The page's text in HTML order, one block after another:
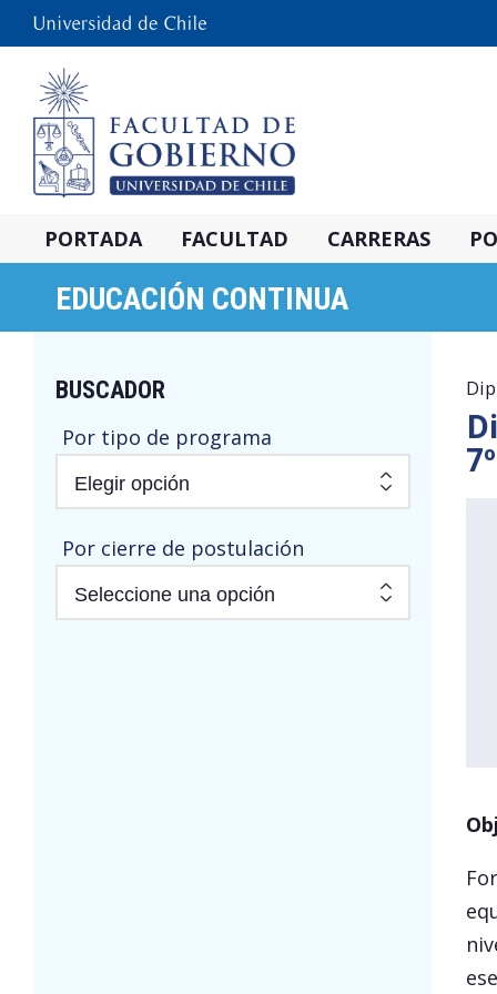
PORTADA FACULTAD CARRERAS
EDUCACIÓN CONTINUA
BUSCADOR
Por tipo de programa
Por cierre de postulación